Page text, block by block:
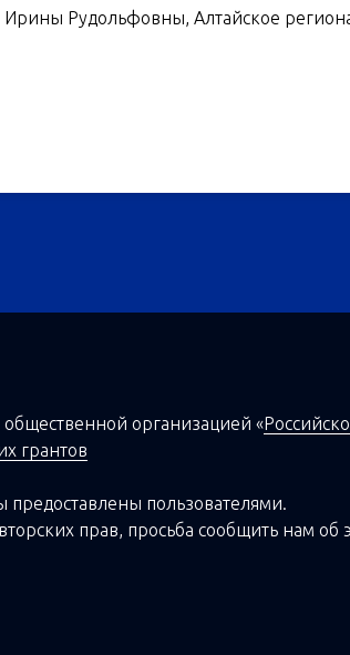
Рудольфовны, Алтайское
общественной организацией«
грантов
пользователями.
прав, просьба сообщить нам об